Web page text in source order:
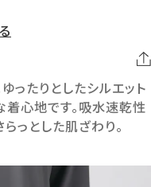
ったりとしたシルエット
着心地です。吸水速乾性
っとした肌ざわり。